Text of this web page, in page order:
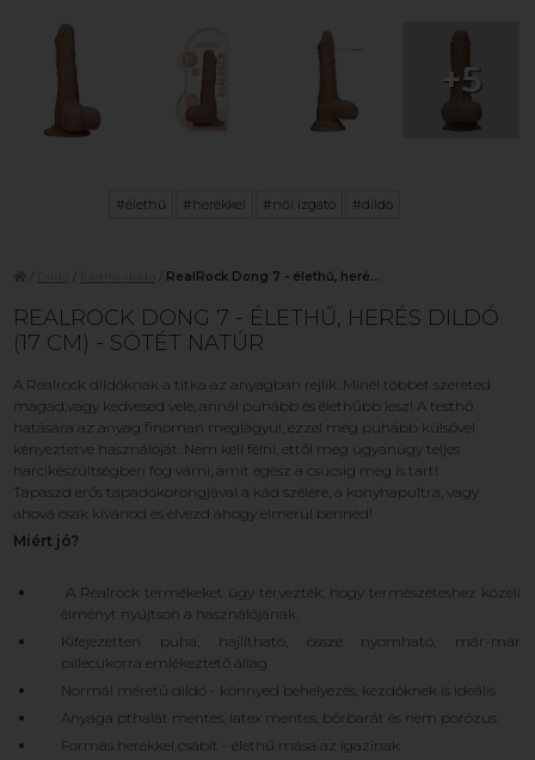
+5
#élethű #herékkel #női izgató #dildó
RealRock Dong 7 - élethű, heré...
REALROCK DONG 7 - ÉLETHŰ, HERÉS DILDÓ
(17 CM) - SÖTÉT NATÚR
A Realrock dildóknak a titka az anyagban rejlik. Minél többet szereted
magad,vagy kedvesed vele, annál puhább és élethűbb lesz! A testhő
hatására az anyag finoman meglágyul, ezzel még puhább külsővel
kényeztetve használóját. Nem kell félni, ettől még ugyanúgy teljes
harcikészültségben fog várni, amit egész a csúcsig meg is tart!
Tapaszd erős tapadókorongjával a kád szélére, a konyhapultra, vagy
ahová csak kívánod és élvezd ahogy elmerül benned!
Miért jó?
A Realrock termékeket úgy tervezték, hogy természeteshez közeli
élményt nyújtson a használójának.
Kifejezetten puha, hajlítható, össze nyomható, már-már
pillecukorra emlékeztető állag
Normál méretű dildó - könnyed behelyezés, kezdőknek is ideális
Anyaga pthalát mentes, latex mentes, bőrbarát és nem porózus
Formás herékkel csábít - élethű mása az igazinak